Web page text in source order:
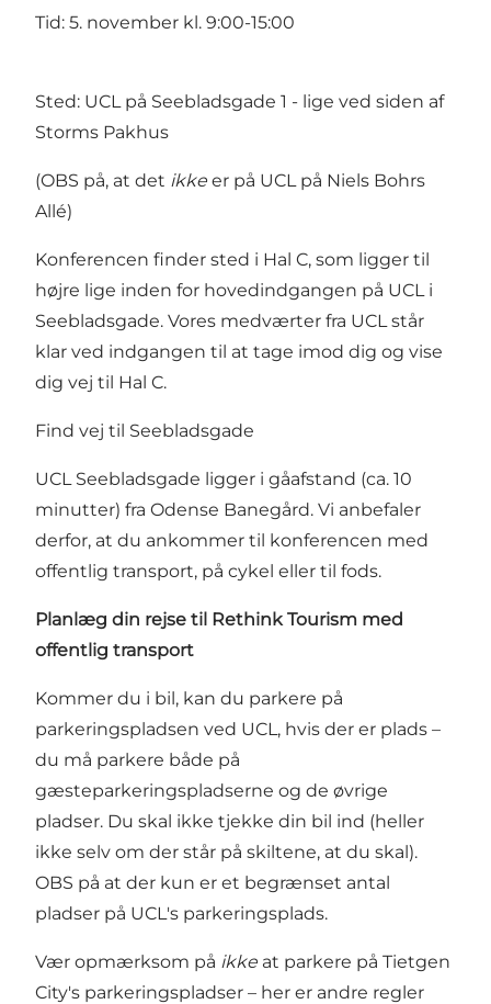
Tid: 5. november kl. 9:00-15:00
Sted: UCL på Seebladsgade 1 - lige ved siden af
Storms Pakhus
(OBS på, at det ikke er på UCL på Niels Bohrs
Allé)
Konferencen finder sted i Hal C, som ligger til
højre lige inden for hovedindgangen på UCL i
Seebladsgade. Vores medværter fra UCL står
klar ved indgangen til at tage imod dig og vise
dig vej til Hal C.
Find vej til Seebladsgade
UCL Seebladsgade ligger i gåafstand (ca. 10
minutter) fra Odense Banegård. Vi anbefaler
derfor, at du ankommer til konferencen med
offentlig transport, på cykel eller til fods.
Planlæg din rejse til Rethink Tourism med
offentlig transport
Kommer du i bil, kan du parkere på
parkeringspladsen ved UCL, hvis der er plads –
du må parkere både på
gæsteparkeringspladserne og de øvrige
pladser. Du skal ikke tjekke din bil ind (heller
ikke selv om der står på skiltene, at du skal).
OBS på at der kun er et begrænset antal
pladser på UCL's parkeringsplads.
Vær opmærksom på ikke at parkere på Tietgen
City's parkeringspladser – her er andre regler